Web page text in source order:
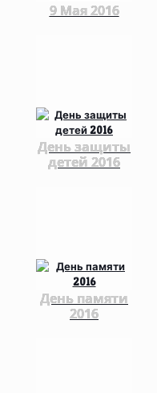
9 Мая 2016
День защиты
детей 2016
День памяти
2016